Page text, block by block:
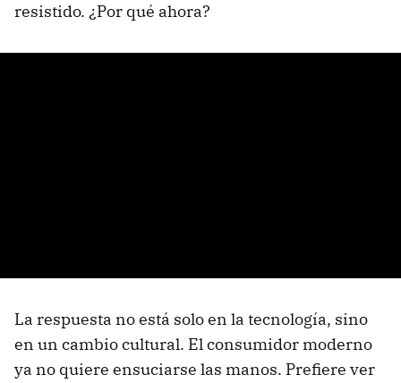
resistido. ¿Por qué ahora?
La respuesta no está solo en la tecnología, sino
en un cambio cultural. El consumidor moderno
ya no quiere ensuciarse las manos. Prefiere ver